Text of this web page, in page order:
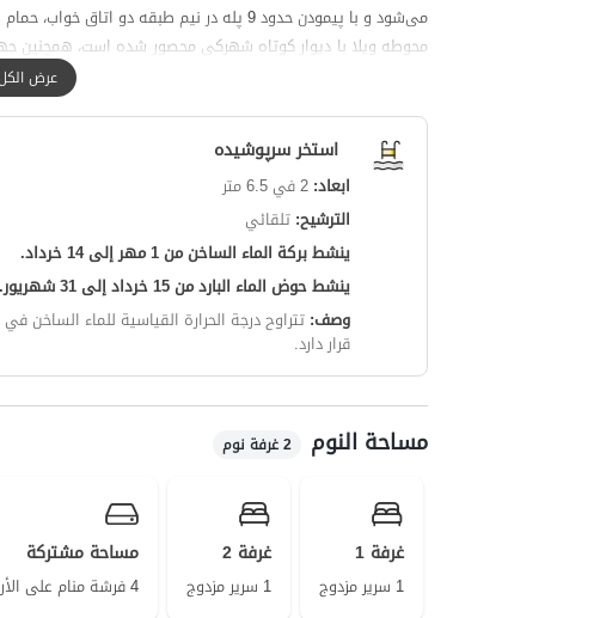
می‌شود و با پیمودن حدود 9 پله در نیم طبقه دو اتاق خواب، حمام و سرویس فرنگی و بالکن قرار گرفته است.
محوطه ویلا با دیوار کوتاه شهرکی محصور شده است، همچنین
می‌باشد و دروازه ورودی شهرک به‌صورت مشترک با سایر واحد ها
حدود 500 متر ممکن است.
مکالمه خوب و دسترسی به اینترنت به‌صورت 3g می‌باشد.
عرض
استخر سرپوشیده
ابعاد: 2 في 6.5 متر
الترشيح: تلقائي
ينشط بركة الماء الساخن من 1 مهر إلى 14 خرداد.
ينشط حوض الماء البارد من 15 خرداد إلى 31 شهریور.
وصف: تتراوح درجة الحرارة القياسية للماء الساخن في المسبح بين 28
قرار دارد.
مساحة النوم 2 غرفة نوم
غرفة 1
1 سرير مزدوج
غرفة 2
1 سرير مزدوج
مساحة مشتركة
4 فرشة منام على الأرض